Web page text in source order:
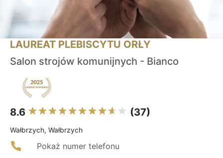
LAUREAT PLEBISCYTU ORŁY
Salon strojów komunijnych - Bianco
8.6 (37)
Wałbrzych, Wałbrzych
Pokaż numer telefonu